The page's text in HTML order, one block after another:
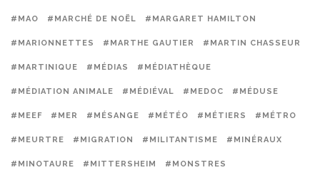
#MAO #MARCHÉ DE NOËL #MARGARET HAMILTON
#MARIONNETTES #MARTHE GAUTIER #MARTIN CHASSEUR
#MARTINIQUE #MÉDIAS #MÉDIATHÈQUE
#MÉDIATION ANIMALE #MÉDIÉVAL #MEDOC #MÉDUSE
#MEEF #MER #MÉSANGE #MÉTÉO #MÉTIERS #MÉTRO
#MEURTRE #MIGRATION #MILITANTISME #MINÉRAUX
#MINOTAURE #MITTERSHEIM #MONSTRES